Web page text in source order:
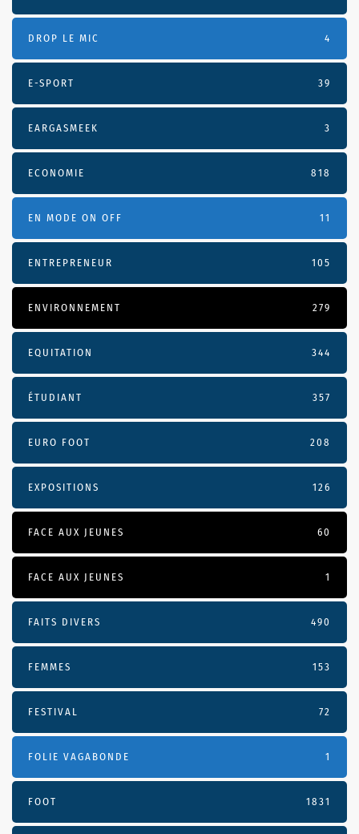
DROP LE MIC 4
E-SPORT 39
EARGASMEEK 3
ECONOMIE 818
EN MODE ON OFF 11
ENTREPRENEUR 105
ENVIRONNEMENT 279
EQUITATION 344
ÉTUDIANT 357
EURO FOOT 208
EXPOSITIONS 126
FACE AUX JEUNES 60
FACE AUX JEUNES 1
FAITS DIVERS 490
FEMMES 153
FESTIVAL 72
FOLIE VAGABONDE 1
FOOT 1831